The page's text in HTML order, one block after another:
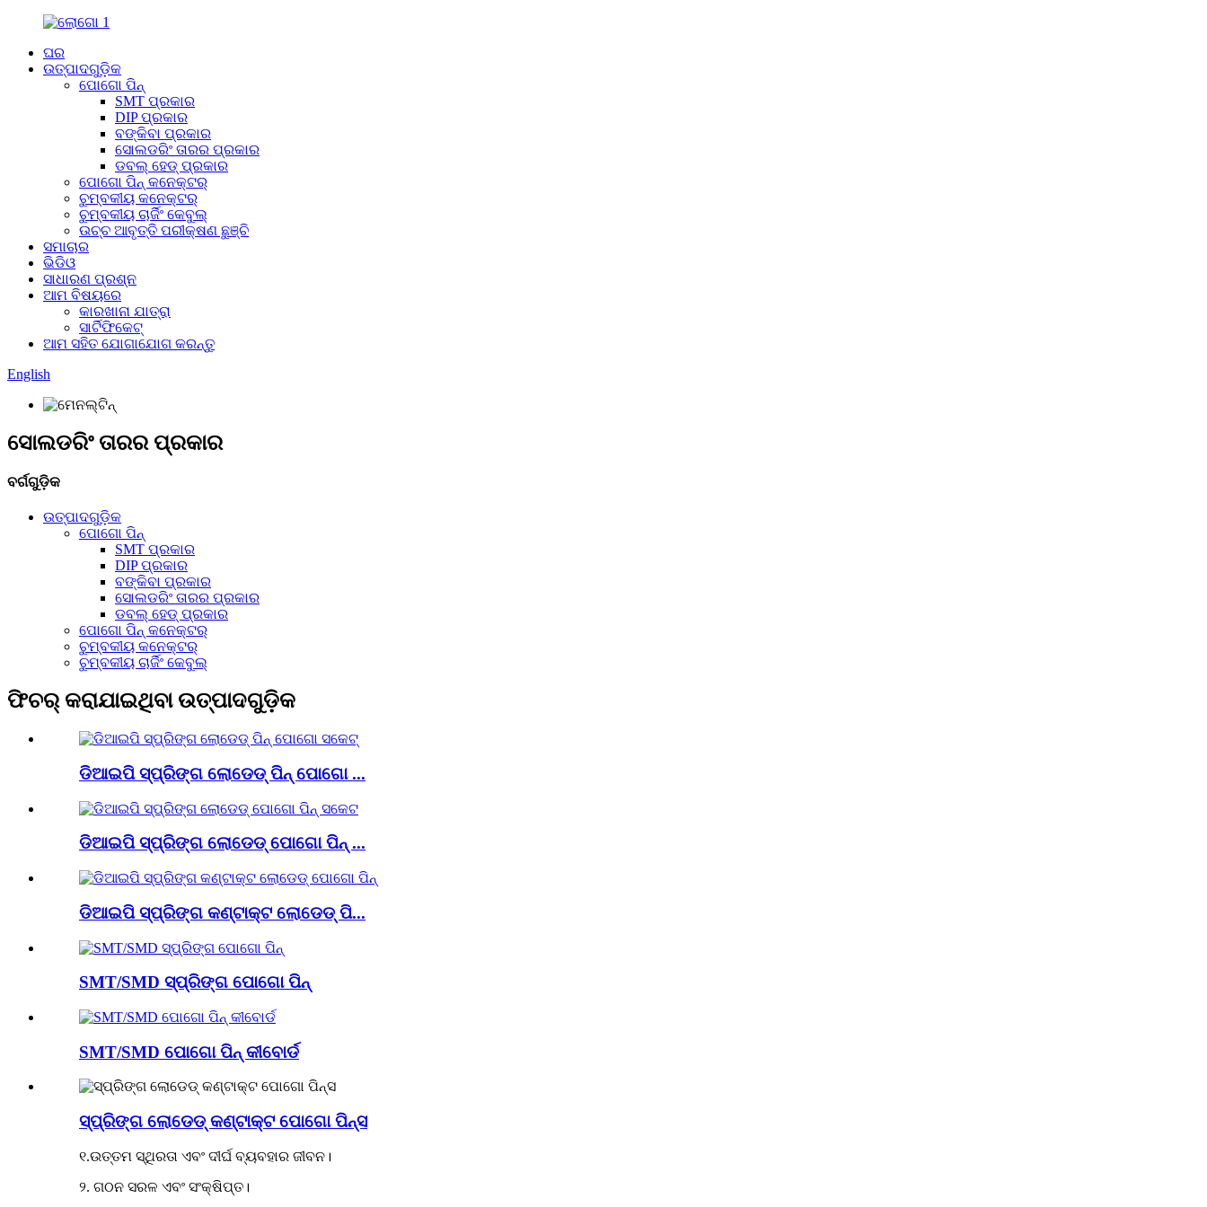
ଘର
ଉତ୍ପାଦଗୁଡ଼ିକ
ପୋଗୋ ପିନ୍
SMT ପ୍ରକାର
DIP ପ୍ରକାର
ବଙ୍କିବା ପ୍ରକାର
ସୋଲଡରିଂ ତାରର ପ୍ରକାର
ଡବଲ୍ ହେଡ୍ ପ୍ରକାର
ପୋଗୋ ପିନ୍ କନେକ୍ଟର୍
ଚୁମ୍ବକୀୟ କନେକ୍ଟର୍
ଚୁମ୍ବକୀୟ ଚାର୍ଜିଂ କେବୁଲ୍
ଉଚ୍ଚ ଆବୃତ୍ତି ପରୀକ୍ଷଣ ଛୁଞ୍ଚି
ସମାଚାର
ଭିଡିଓ
ସାଧାରଣ ପ୍ରଶ୍ନ
ଆମ ବିଷୟରେ
କାରଖାନା ଯାତ୍ରା
ସାର୍ଟିଫିକେଟ୍
ଆମ ସହିତ ଯୋଗାଯୋଗ କରନ୍ତୁ
English
ସୋଲଡରିଂ ତାରର ପ୍ରକାର
ବର୍ଗଗୁଡ଼ିକ
ଉତ୍ପାଦଗୁଡ଼ିକ
ପୋଗୋ ପିନ୍
SMT ପ୍ରକାର
DIP ପ୍ରକାର
ବଙ୍କିବା ପ୍ରକାର
ସୋଲଡରିଂ ତାରର ପ୍ରକାର
ଡବଲ୍ ହେଡ୍ ପ୍ରକାର
ପୋଗୋ ପିନ୍ କନେକ୍ଟର୍
ଚୁମ୍ବକୀୟ କନେକ୍ଟର୍
ଚୁମ୍ବକୀୟ ଚାର୍ଜିଂ କେବୁଲ୍
ଫିଚର୍ କରାଯାଇଥିବା ଉତ୍ପାଦଗୁଡ଼ିକ
ଡିଆଇପି ସ୍ପ୍ରିଙ୍ଗ ଲୋଡେଡ୍ ପିନ୍ ପୋଗୋ ...
ଡିଆଇପି ସ୍ପ୍ରିଙ୍ଗ ଲୋଡେଡ୍ ପୋଗୋ ପିନ୍ ...
ଡିଆଇପି ସ୍ପ୍ରିଙ୍ଗ କଣ୍ଟାକ୍ଟ ଲୋଡେଡ୍ ପି...
SMT/SMD ସ୍ପ୍ରିଙ୍ଗ ପୋଗୋ ପିନ୍
SMT/SMD ପୋଗୋ ପିନ୍ କୀବୋର୍ଡ
ସ୍ପ୍ରିଙ୍ଗ ଲୋଡେଡ୍ କଣ୍ଟାକ୍ଟ ପୋଗୋ ପିନ୍ସ
୧.ଉତ୍ତମ ସ୍ଥିରତା ଏବଂ ଦୀର୍ଘ ବ୍ୟବହାର ଜୀବନ।
୨. ଗଠନ ସରଳ ଏବଂ ସଂକ୍ଷିପ୍ତ।